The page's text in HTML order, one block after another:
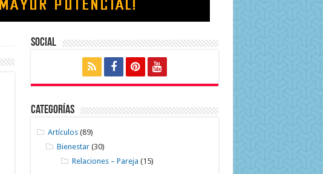
Social
Categorías
Artículos (89)
Bienestar (30)
Relaciones – Pareja (15)